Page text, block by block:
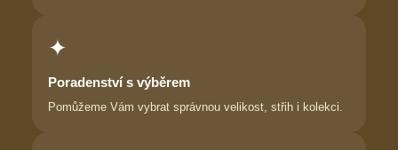
✦
Poradenství s výběrem
Pomůžeme Vám vybrat správnou velikost, střih i kolekci.